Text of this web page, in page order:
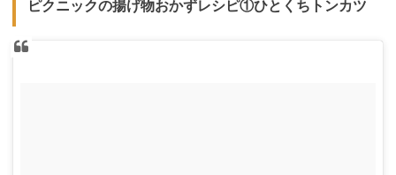
ピクニックの揚げ物おかずレシピ①ひとくちトンカツ